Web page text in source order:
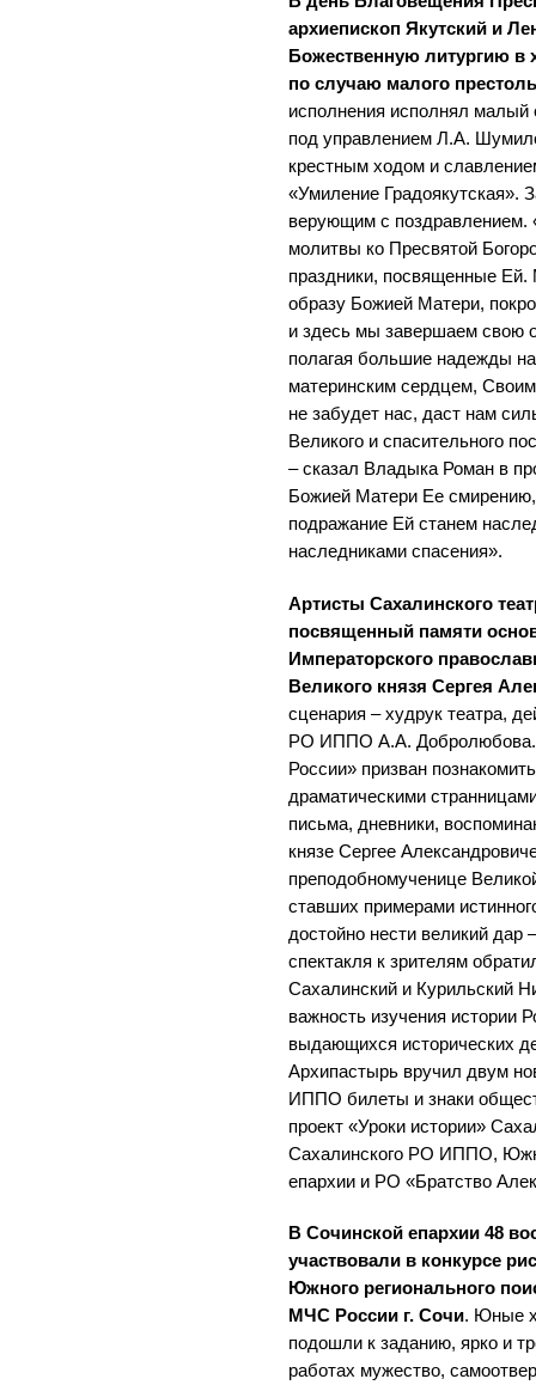
архиепископ Якутский и
Божественную литургию
по случаю малого
исполнения исполнял
под управлением Л.А.
крестным ходом и
«Умиление Градоякутская».
верующим с поздравлением.
молитвы ко Пресвятой
праздники, посвященные
образу Божией Матери,
и здесь мы завершаем свою
полагая большие надежды
материнским сердцем,
не забудет нас, даст нам
Великого и спасительного
– сказал Владыка Роман в
Божией Матери Ее
подражание Ей станем
наследниками спасения».
Артисты Сахалинского
посвященный памяти
Императорского
Великого князя Сергея
сценария – худрук театра,
РО ИППО А.А. Добролюбова.
России» призван
драматическими
письма, дневники,
князе Сергее
преподобномученице
ставших примерами
достойно нести великий
спектакля к зрителям
Сахалинский и Курильский
важность изучения истории
выдающихся исторических
Архипастырь вручил двум
ИППО билеты и знаки
проект «Уроки истории»
Сахалинского РО ИППО,
епархии и РО «Братство
В Сочинской епархии 48
участвовали в конкурсе
Южного регионального
МЧС России г. Сочи. Юные
подошли к заданию, ярко и
работах мужество,